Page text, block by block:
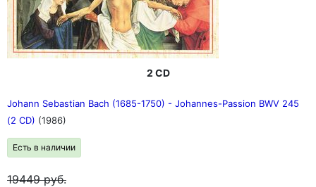
2 CD
Johann Sebastian Bach (1685-1750) - Johannes-Passion BWV 245
(2 CD) (1986)
Есть в наличии
19449руб.